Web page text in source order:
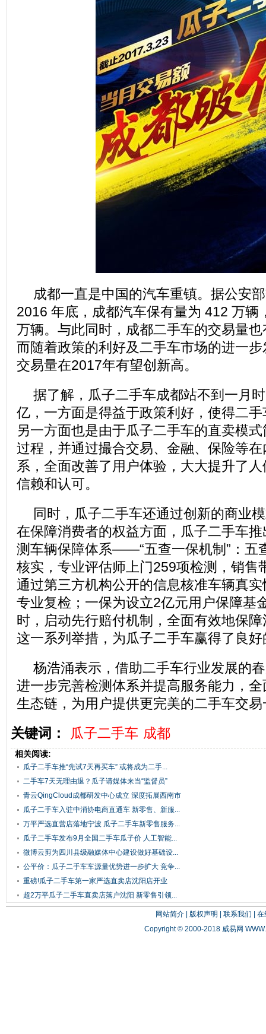
成都一直是中国的汽车重镇。据公安
2016 年底，成都汽车保有量为 412 万辆
万辆。与此同时，成都二手车的交易量
而随着政策的利好及二手车市场的进一
交易量在2017年有望创新高。
据了解，瓜子二手车成都站不到一月
亿，一方面是得益于政策利好，使得二
另一方面也是由于瓜子二手车的直卖模
过程，并通过撮合交易、金融、保险等
系，全面改善了用户体验，大大提升了
信赖和认可。
同时，瓜子二手车还通过创新的商业
在保障消费者的权益方面，瓜子二手车
测车辆保障体系——“五查一保机制”：五
核实，专业评估师上门259项检测，销售
通过第三方机构公开的信息核准车辆真
专业复检；一保为设立2亿元用户保障基
时，启动先行赔付机制，全面有效地保
这一系列举措，为瓜子二手车赢得了良
杨浩涌表示，借助二手车行业发展的
进一步完善检测体系并提高服务能力，
生态链，为用户提供更完美的二手车交
关键词：
瓜子二手车 成都
相关阅读:
瓜子二手车推“先试7天再买车” 或将成为二手...
二手车7天无理由退？瓜子请媒体来当“监督员”
青云QingCloud成都研发中心成立 深度拓展西南市
场
瓜子二手车入驻中消协电商直通车 新零售、新服...
万平严选直营店落地宁波 瓜子二手车新零售服务...
瓜子二手车发布9月全国二手车瓜子价 人工智能...
微博云剪为四川县级融媒体中心建设做好基础设...
公平价：瓜子二手车车源量优势进一步扩大 竞争...
重磅!瓜子二手车第一家严选直卖店沈阳店开业
超2万平瓜子二手车直卖店落户沈阳 新零售引领...
网站简介| 版权声明 联系我们
在
Copyright © 2000-2018 威易网 WWW.